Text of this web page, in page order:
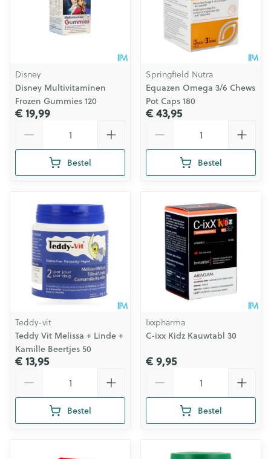
Disney
Disney Multivitaminen
Frozen Gummies 120
€ 19,99
Bestel
Springfield Nutra
Equazen Omega 3/6 Chews
Pot Caps 180
€ 43,95
Bestel
Teddy-vit
Teddy Vit Melissa + Linde +
Kamille Beertjes 50
€ 13,95
Bestel
Ixxpharma
C-ixx Kidz Kauwtabl 30
€ 9,95
Bestel